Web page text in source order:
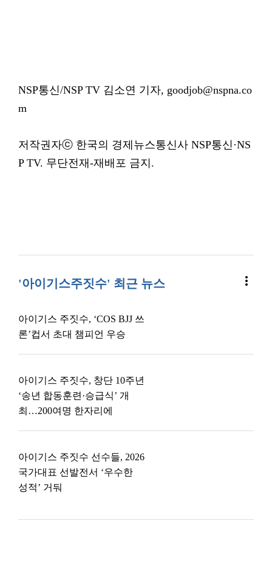
NSP통신/NSP TV 김소연 기자, goodjob@nspna.co
m
저작권자ⓒ 한국의 경제뉴스통신사 NSP통신·NS
P TV. 무단전재-재배포 금지.
'아이기스주짓수' 최근 뉴스 more_vert
아이기스 주짓수, ‘COS BJJ 쓰
론’컵서 초대 챔피언 우승
아이기스 주짓수, 창단 10주년
‘송년 합동훈련·승급식’ 개
최…200여명 한자리에
아이기스 주짓수 선수들, 2026
국가대표 선발전서 ‘우수한
성적’ 거둬